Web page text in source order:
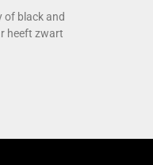
of black and
heeft zwart